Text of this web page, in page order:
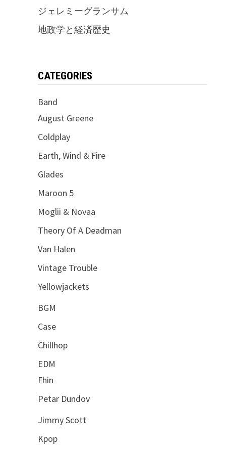
ジェレミーグランサム
地政学と経済歴史
CATEGORIES
Band
August Greene
Coldplay
Earth, Wind & Fire
Glades
Maroon 5
Moglii & Novaa
Theory Of A Deadman
Van Halen
Vintage Trouble
Yellowjackets
BGM
Case
Chillhop
EDM
Fhin
Petar Dundov
Jimmy Scott
Kpop